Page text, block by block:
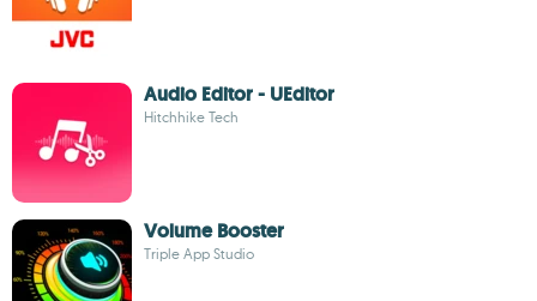
Audio Editor - UEditor
Hitchhike Tech
Volume Booster
Triple App Studio